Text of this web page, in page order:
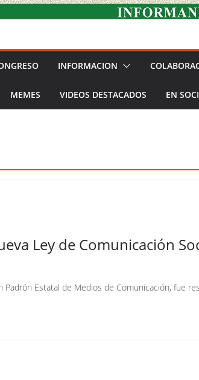
INFORMACION
MEMES VIDEOS DESTACADOS EN
Ley de Comunicación
Padrón Estatal de Medios de Comunicación, fue